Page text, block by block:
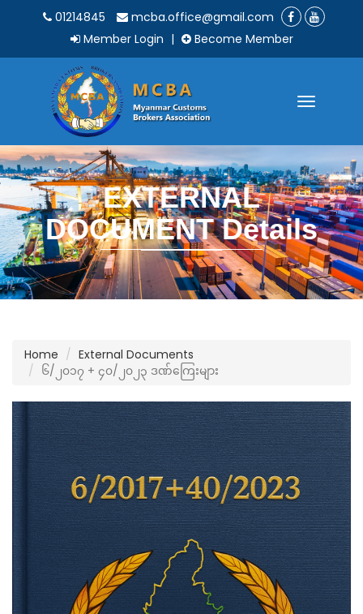
01214845
mcba.office@gmail.com
Member Login | Become Member
Toggle
EXTERNAL
DOCUMENT Details
Home
External Documents
၆/၂၀၁၇ + ၄၀/၂၀၂၃ ဒဏ်ကြေးများ